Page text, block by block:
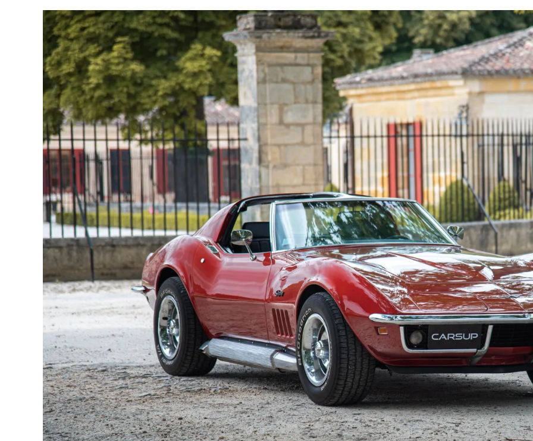
- Radiateur alu avec ventilateur électrique
- Alternateur 100A
- Circuit de dépression pour l’ouverture des phares et la trappe essuie
- Glace refaite à neuf
- Isolation intérieure et moquettes neuves
- Horloge à quartz
- Batterie neuve
- Sidepipes en aluminium
Impressionnante par son état, cette Corvette C3 Stingray dispose de pare-chocs chromés qui ajoutent
à son charme. Modernisée suite à la rénovation et fiabilisée, elle peut aisément rouler tous les jours et
parcourir de longues distances, cet exemplaire est donc prêt à l’usage et en parfait état, et ne
aucun frais à prévoir.